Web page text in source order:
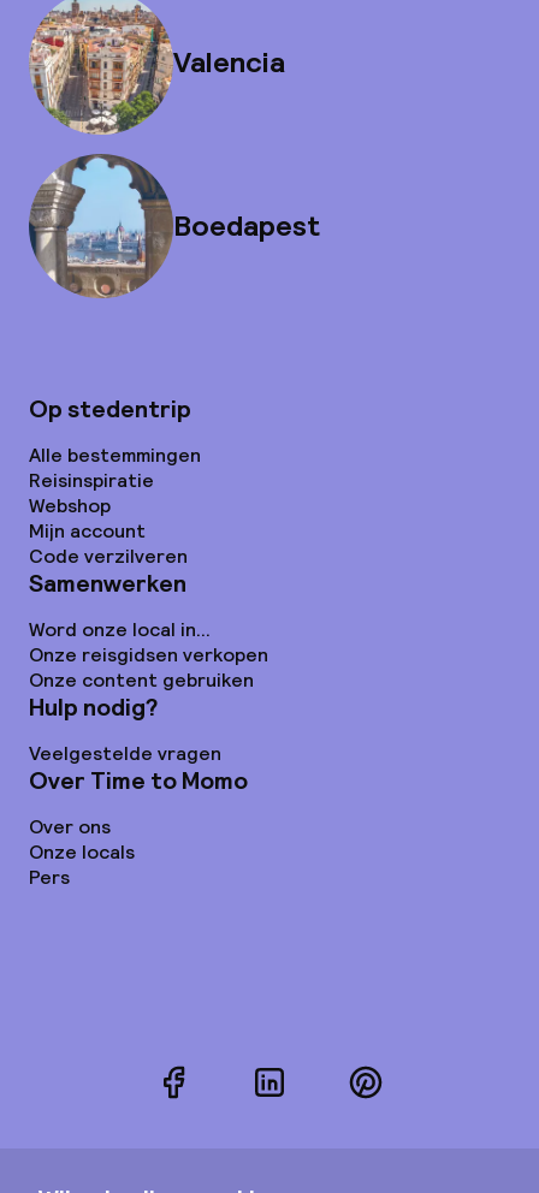
Valencia
Boedapest
Op stedentrip
Alle bestemmingen
Reisinspiratie
Webshop
Mijn account
Code verzilveren
Samenwerken
Word onze local in...
Onze reisgidsen verkopen
Onze content gebruiken
Hulp nodig?
Veelgestelde vragen
Over Time to Momo
Over ons
Onze locals
Pers
FacebookLinkedInPinterest